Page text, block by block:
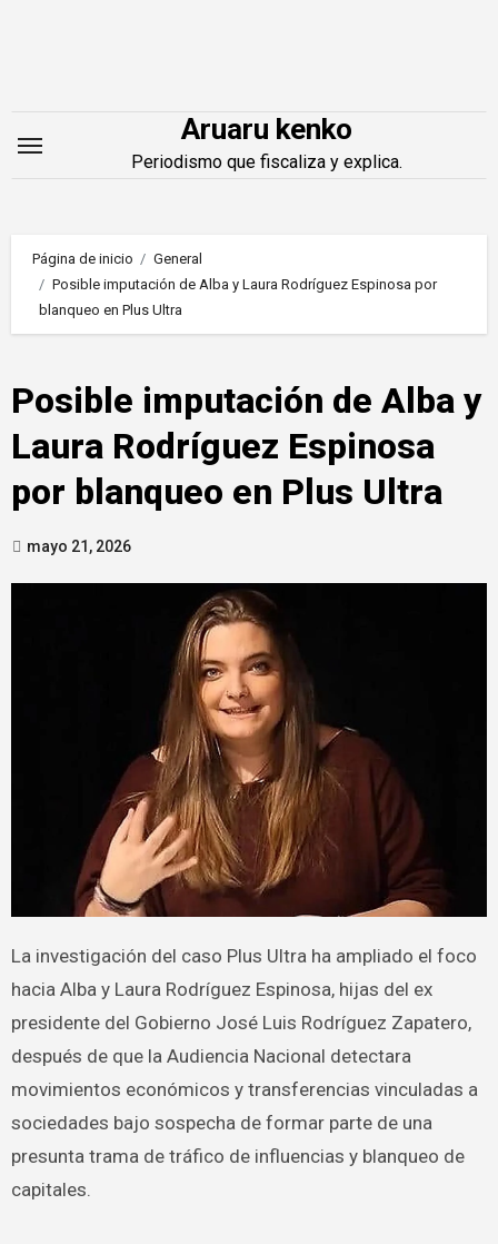
Aruaru kenko
Periodismo que fiscaliza y explica.
Página de inicio
General
Posible imputación de Alba y Laura Rodríguez Espinosa por
blanqueo en Plus Ultra
Posible imputación de Alba y
Laura Rodríguez Espinosa
por blanqueo en Plus Ultra
mayo 21, 2026
La investigación del caso Plus Ultra ha ampliado el foco
hacia Alba y Laura Rodríguez Espinosa, hijas del ex
presidente del Gobierno José Luis Rodríguez Zapatero,
después de que la Audiencia Nacional detectara
movimientos económicos y transferencias vinculadas a
sociedades bajo sospecha de formar parte de una
presunta trama de tráfico de influencias y blanqueo de
capitales.